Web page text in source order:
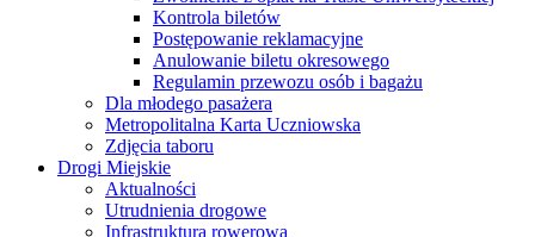
Kontrola biletów
Postępowanie reklamacyjne
Anulowanie biletu okresowego
Regulamin przewozu osób i bagażu
Dla młodego pasażera
Metropolitalna Karta Uczniowska
Zdjęcia taboru
Drogi Miejskie
Aktualności
Utrudnienia drogowe
Infrastruktura rowerowa